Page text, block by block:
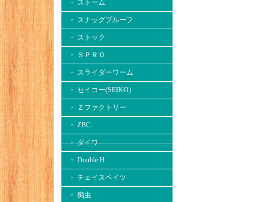
・ ストーム
・ スナッグプルーフ
・ ストック
・ ＳＰＲＯ
・ スライダーワーム
・ セイコー(SEIKO)
・ Ｚファクトリー
・ ZBC
・ ダイワ
・ Double.H
・ チェイスベイツ
・ 痴虫